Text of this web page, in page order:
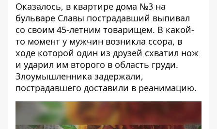
Оказалось, в квартире дома №3 на
бульваре Славы пострадавший выпивал
со своим 45-летним товарищем. В какой-
то момент у мужчин возникла ссора, в
ходе которой один из друзей схватил нож
и ударил им второго в область груди.
Злоумышленника задержали,
пострадавшего доставили в реанимацию.